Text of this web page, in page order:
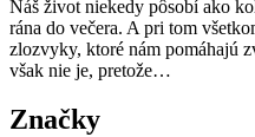
Náš život niekedy pôsobí ako
rána do večera. A pri tom
zlozvyky, ktoré nám pomáhajú
však nie je, pretože…
Značky